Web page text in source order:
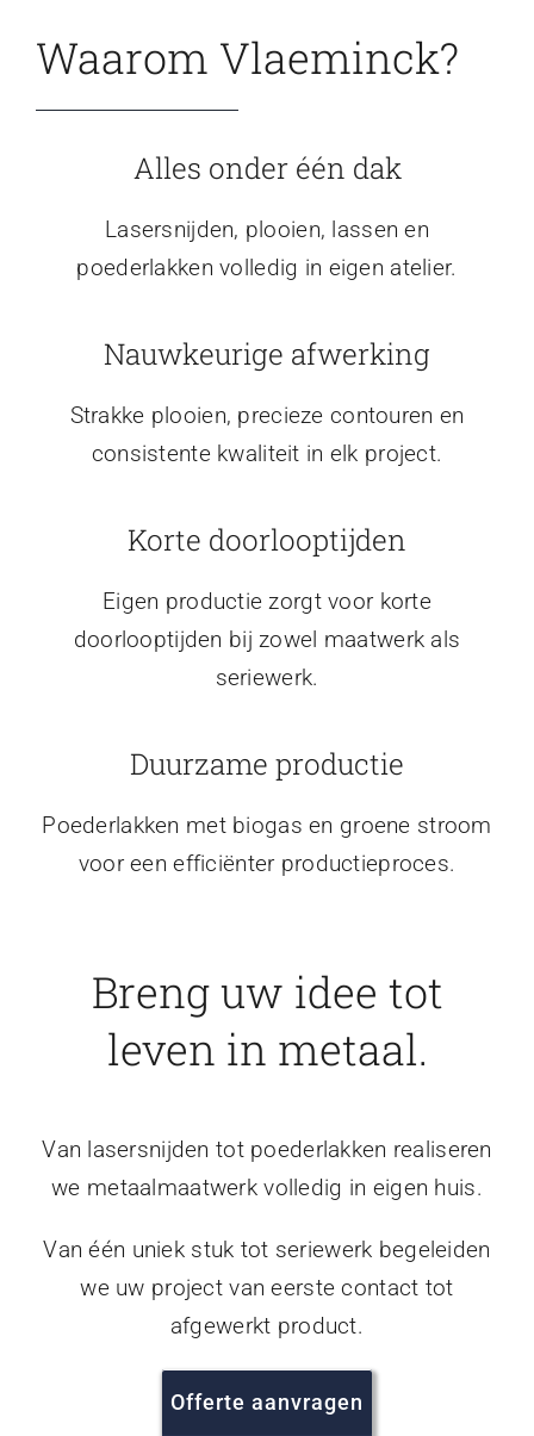
Waarom Vlaeminck?
Alles onder één dak
Lasersnijden, plooien, lassen en
poederlakken volledig in eigen atelier.
Nauwkeurige afwerking
Strakke plooien, precieze contouren en
consistente kwaliteit in elk project.
Korte doorlooptijden
Eigen productie zorgt voor korte
doorlooptijden bij zowel maatwerk als
seriewerk.
Duurzame productie
Poederlakken met biogas en groene stroom
voor een efficiënter productieproces.
Breng uw idee tot
leven in metaal.
Van lasersnijden tot poederlakken realiseren
we metaalmaatwerk volledig in eigen huis.
Van één uniek stuk tot seriewerk begeleiden
we uw project van eerste contact tot
afgewerkt product.
Offerte aanvragen